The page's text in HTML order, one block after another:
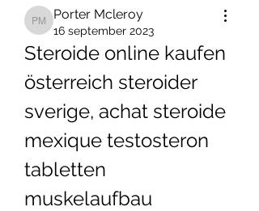
Porter Mcleroy
Porter Mcleroy
16 september 2023
Steroide online kaufen
österreich steroider
sverige, achat steroide
mexique testosteron
tabletten
muskelaufbau